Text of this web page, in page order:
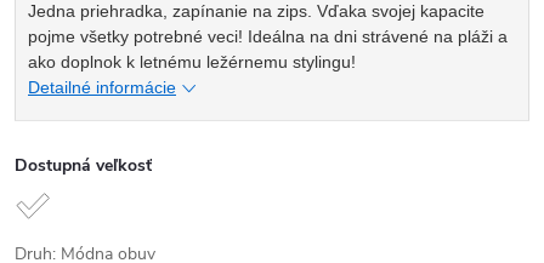
Jedna priehradka, zapínanie na zips. Vďaka svojej kapacite
pojme všetky potrebné veci! Ideálna na dni strávené na pláži a
ako doplnok k letnému ležérnemu stylingu!
Detailné informácie
Dostupná veľkosť
Druh: Módna obuv